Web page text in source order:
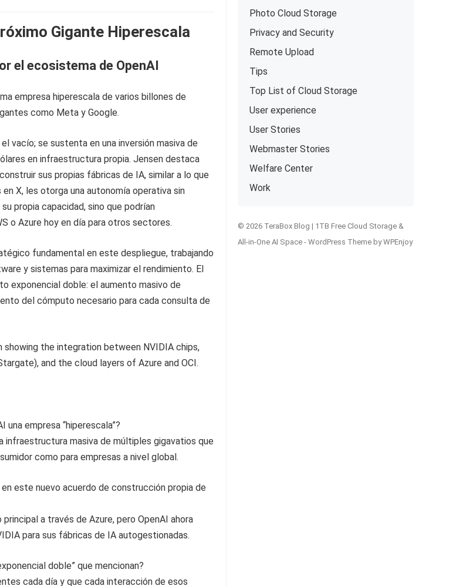
Gigante Hiperescala
el ecosistema de OpenAI
empresa hiperescala de varios billones de
como Meta y Google.
vacío; se sustenta en una inversión masiva de
en infraestructura propia. Jensen destaca
sus propias fábricas de IA, similar a lo que
X, les otorga una autonomía operativa sin
propia capacidad, sino que podrían
o Azure hoy en día para otros sectores.
fundamental en este despliegue, trabajando
y sistemas para maximizar el rendimiento. El
exponencial doble: el aumento masivo de
del cómputo necesario para cada consulta de
una empresa “hiperescala”?
infraestructura masiva de múltiples gigavatios que
como para empresas a nivel global.
este nuevo acuerdo de construcción propia de
a través de Azure, pero OpenAI ahora
para sus fábricas de IA autogestionadas.
doble” que mencionan?
cada día y que cada interacción de esos
Photo Cloud Storage
Privacy and Security
Remote Upload
Tips
Top List of Cloud Storage
User experience
User Stories
Webmaster Stories
Welfare Center
Work
© 2026 TeraBox Blog | 1TB Free Cloud Storage &
All-in-One AI Space - WordPress Theme byWPEnjoy